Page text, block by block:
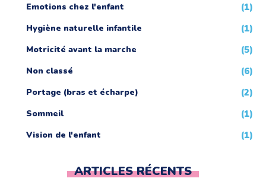
Emotions chez l'enfant (1)
Hygiène naturelle infantile (1)
Motricité avant la marche (5)
Non classé (6)
Portage (bras et écharpe) (2)
Sommeil (1)
Vision de l'enfant (1)
ARTICLES RÉCENTS